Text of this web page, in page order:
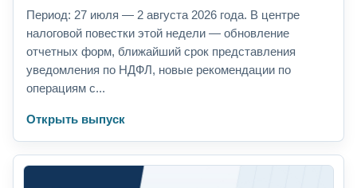
Период: 27 июля — 2 августа 2026 года. В центре
налоговой повестки этой недели — обновление
отчетных форм, ближайший срок представления
уведомления по НДФЛ, новые рекомендации по
операциям с...
Открыть выпуск